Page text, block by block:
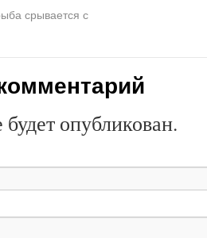
срывается с
опубликован.